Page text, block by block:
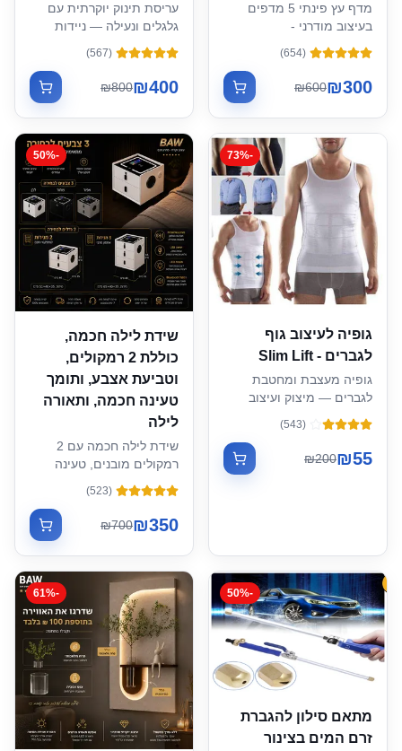
מדף עץ פינתי 5 מדפים
בעיצוב מודרני -
178×48×50 ס"מ
(
654
)
₪300
₪600
עריסת תינוק יוקרתית עם
גלגלים ונעילה — ניידות
חכמה ונוחות מושלמת
(
567
)
₪400
₪800
-
73%
גופיה לעיצוב גוף
לגברים - Slim Lift
גופיה מעצבת ומחטבת
לגברים — מיצוק ועיצוב
הגוף
(
543
)
₪55
₪200
-
50%
שידת לילה חכמה,
כוללת 2 רמקולים,
וטביעת אצבע, ותומך
טעינה חכמה, ותאורה
לילה
שידת לילה חכמה עם 2
רמקולים מובנים, טעינה
אלחוטית, נעילת טביעת
USB
(
523
)
₪350
₪700
-
50%
מתאם סילון להגברת
זרם המים בצינור
-
61%